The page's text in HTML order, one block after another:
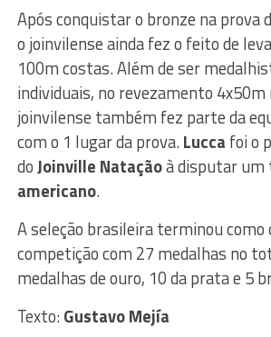
Após conquistar o bronze na prova
o joinvilense ainda fez o feito de
100m costas. Além de ser
individuais, no revezamento 4x50m
joinvilense também fez parte da
com o 1 lugar da prova.Lucca foi o
doJoinville Nataçãoà disputar um
americano.
A seleção brasileira terminou como
competição com 27 medalhas no
medalhas de ouro, 10 da prata e 5
Texto:Gustavo Mejía